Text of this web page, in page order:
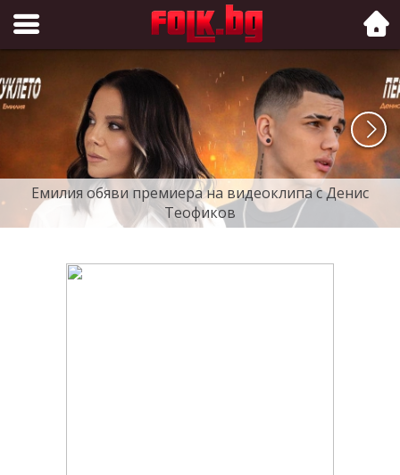
Folk.bg
Емилия обяви премиера на видеоклипа с Денис
Теофиков